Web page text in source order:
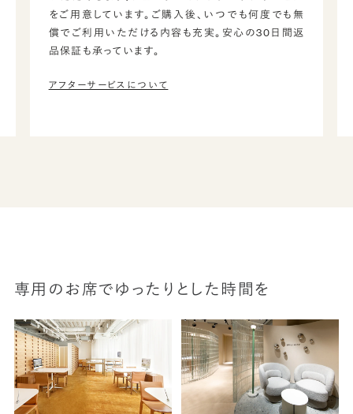
をご用意しています。ご購入後、いつでも何度でも無
償でご利用いただける内容も充実。安心の30日間返
品保証も承っています。
アフターサービスについて
専用のお席でゆったりとした時間を